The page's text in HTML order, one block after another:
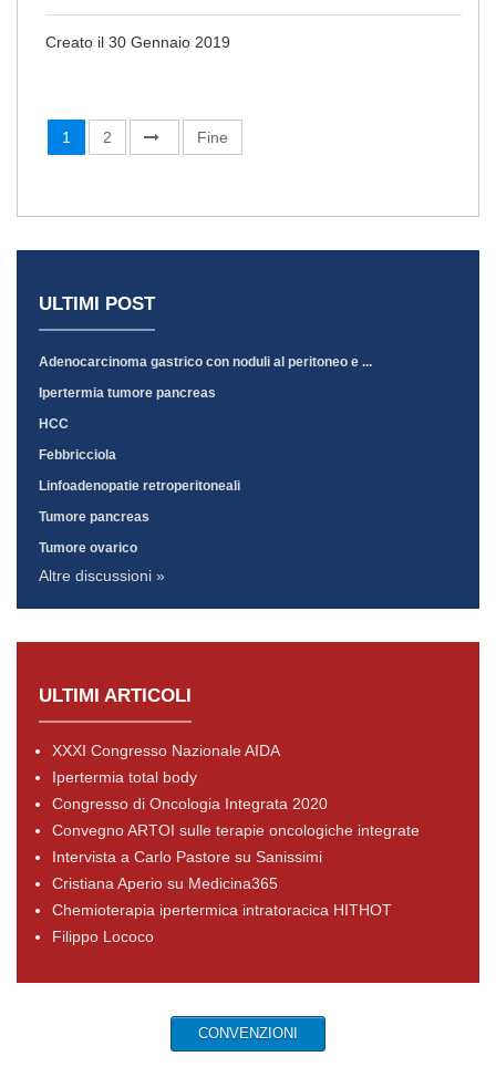
Creato il 30 Gennaio 2019
1 2 Fine
ULTIMI POST
Adenocarcinoma gastrico con noduli al peritoneo e ...
Ipertermia tumore pancreas
HCC
Febbricciola
Linfoadenopatie retroperitoneali
Tumore pancreas
Tumore ovarico
Altre discussioni »
ULTIMI ARTICOLI
XXXI Congresso Nazionale AIDA
Ipertermia total body
Congresso di Oncologia Integrata 2020
Convegno ARTOI sulle terapie oncologiche integrate
Intervista a Carlo Pastore su Sanissimi
Cristiana Aperio su Medicina365
Chemioterapia ipertermica intratoracica HITHOT
Filippo Lococo
CONVENZIONI